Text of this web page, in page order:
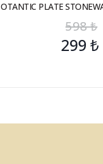
OTANTIC PLATE
598₺
299₺